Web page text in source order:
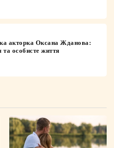
акторка Оксана Жданова:
та особисте життя